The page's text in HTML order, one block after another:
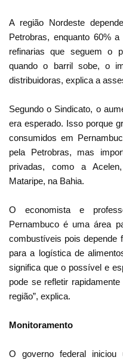
A região Nordeste
Petrobras, enquanto 60%
refinarias que seguem o
quando o barril sobe, o
distribuidoras, explica a
Segundo o Sindicato, o
era esperado. Isso porque
consumidos em
pela Petrobras, mas
privadas, como a
Mataripe, na Bahia.
O economista e
Pernambuco é uma área
combustíveis pois depende
para a logística de
significa que o possível e
pode se refletir
região”, explica.
Monitoramento
O governo federal iniciou